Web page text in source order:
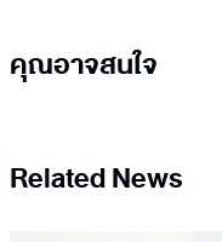
คุณอาจสนใจ
Related News